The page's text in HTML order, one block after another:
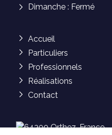
Dimanche : Fermé
Accueil
Particuliers
Professionnels
Réalisations
Contact